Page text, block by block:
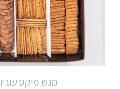
מגש מיקס